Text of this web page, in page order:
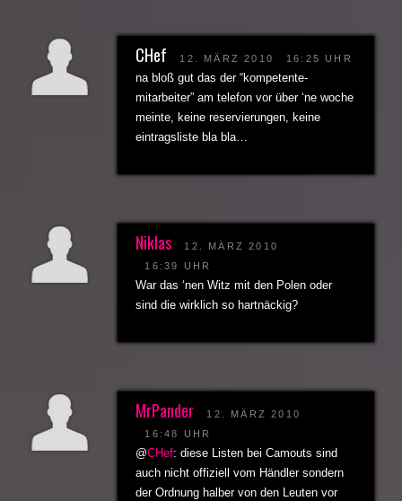
CHef 12. MÄRZ 2010 16:25 UHR
na bloß gut das der “kompetente-
mitarbeiter” am telefon vor über ‘ne woche
meinte, keine reservierungen, keine
eintragsliste bla bla…
Niklas
12. MÄRZ 2010
16:39 UHR
War das ‘nen Witz mit den Polen oder
sind die wirklich so hartnäckig?
MrPander
12. MÄRZ 2010
16:48 UHR
@CHef: diese Listen bei Camouts sind
auch nicht offiziell vom Händler sondern
der Ordnung halber von den Leuten vor